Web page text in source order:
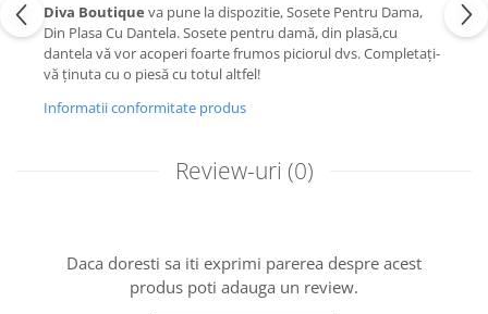
Diva Boutique va pune la dispozitie, Sosete Pentru Dama,
Din Plasa Cu Dantela. Sosete pentru damă, din plasă,cu
dantela vă vor acoperi foarte frumos piciorul dvs. Completați-
vă ținuta cu o piesă cu totul altfel!
Informatii conformitate produs
Review-uri (0)
Daca doresti sa iti exprimi parerea despre acest
produs poti adauga un review.